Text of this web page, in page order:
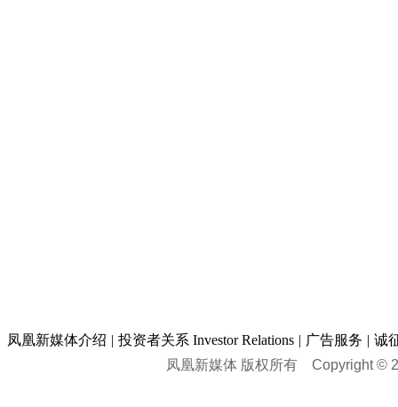
凤凰新媒体介绍 | 投资者关系 Investor Relations | 广告服务 | 诚
凤凰新媒体 版权所有 Copyright ©